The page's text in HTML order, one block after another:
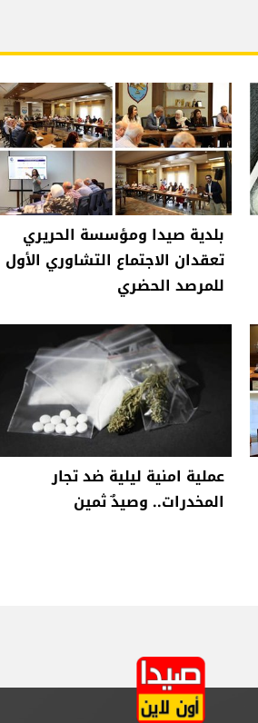
بلدية صيدا ومؤسسة الحريري
تعقدان الاجتماع التشاوري الأول
للمرصد الحضري
عملية امنية ليلية ضد تجار
المخدرات.. وصيدٌ ثمين